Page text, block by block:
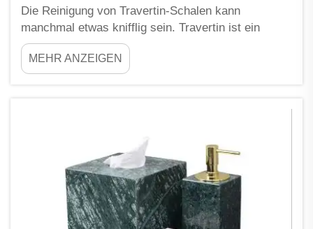
Die Reinigung von Travertin-Schalen kann
manchmal etwas knifflig sein. Travertin ist ein
schöner Stein, der Ihrem Zuhause eine elegante
Note verleiht, aber auch empfindlich ist. Wenn Sie
ungeeignete Reinigungsmittel oder falsche
MEHR ANZEIGEN